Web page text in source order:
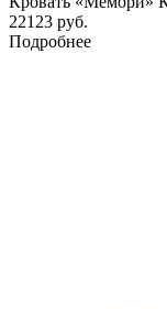
22123 руб.
Подробнее